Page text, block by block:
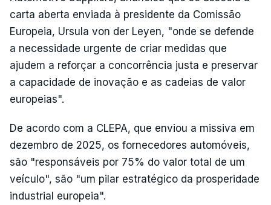
carta aberta enviada à presidente da Comissão
Europeia, Ursula von der Leyen, "onde se defende
a necessidade urgente de criar medidas que
ajudem a reforçar a concorrência justa e preservar
a capacidade de inovação e as cadeias de valor
europeias".
De acordo com a CLEPA, que enviou a missiva em
dezembro de 2025, os fornecedores automóveis,
são "responsáveis por 75% do valor total de um
veículo", são "um pilar estratégico da prosperidade
industrial europeia".